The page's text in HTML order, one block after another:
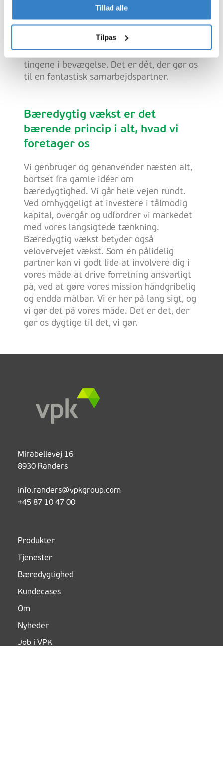
Tillad alle
Tilpas
dine stigende ambitioner og behov. Fordi
vi tager ansvar. Som en velstruktureret
og lokalt – altid tæt på dig og dine
produkter. Ét håndtryk er nok til at sætte
tingene i bevægelse. Det er dét, der gør os
til en fantastisk samarbejdspartner.
Bæredygtig vækst er det
bærende princip i alt, hvad vi
foretager os
Vi genbruger og genanvender næsten alt,
bortset fra gamle idéer om
bæredygtighed. Vi går hele vejen rundt.
Ved omhyggeligt at investere i tålmodig
kapital, overgår og udfordrer vi markedet
med vores langsigtede tænkning.
Bæredygtig vækst betyder også
velovervejet vækst. Som en pålidelig
partner kan vi godt lide at involvere dig i
vores måde at drive forretning ansvarligt
på, ved at gøre vores mission håndgribelig
og endda målbar. Vi er her på lang sigt, og
vi gør det på vores måde. Det er det, der
gør os dygtige til det, vi gør.
Mirabellevej 16
8930 Randers
info.randers@vpkgroup.com
+45 87 10 47 00
Produkter
Tjenester
Bæredygtighed
Kundecases
Om
Nyheder
Job i VPK